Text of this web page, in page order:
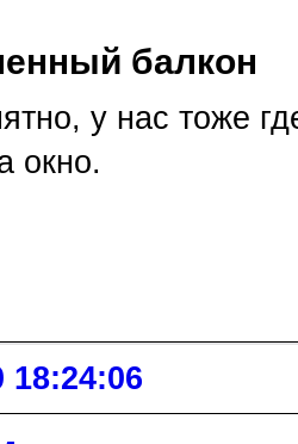
балкон
у нас тоже
окно.
18:24:06